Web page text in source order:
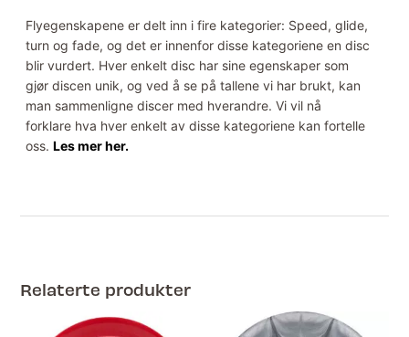
Flyegenskapene er delt inn i fire kategorier: Speed, glide,
turn og fade, og det er innenfor disse kategoriene en disc
blir vurdert. Hver enkelt disc har sine egenskaper som
gjør discen unik, og ved å se på tallene vi har brukt, kan
man sammenligne discer med hverandre. Vi vil nå
forklare hva hver enkelt av disse kategoriene kan fortelle
oss.Les mer her.
Relaterte produkter